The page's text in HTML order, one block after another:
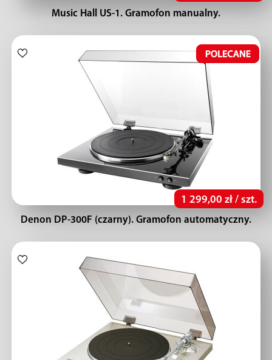
Music Hall US-1. Gramofon manualny.
1 299,00 zł / szt.
Denon DP-300F (czarny). Gramofon automatyczny.